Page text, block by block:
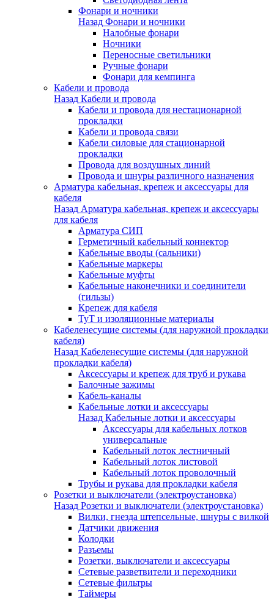
Фонари и ночники
Назад Фонари и ночники
Налобные фонари
Ночники
Переносные светильники
Ручные фонари
Фонари для кемпинга
Кабели и провода
Назад Кабели и провода
Кабели и провода для нестационарной
прокладки
Кабели и провода связи
Кабели силовые для стационарной
прокладки
Провода для воздушных линий
Провода и шнуры различного назначения
Арматура кабельная, крепеж и аксессуары для
кабеля
Назад Арматура кабельная, крепеж и аксессуары
для кабеля
Арматура СИП
Герметичный кабельный коннектор
Кабельные вводы (сальники)
Кабельные маркеры
Кабельные муфты
Кабельные наконечники и соединители
(гильзы)
Крепеж для кабеля
ТуТ и изоляционные материалы
Кабеленесущие системы (для наружной прокладки
кабеля)
Назад Кабеленесущие системы (для наружной
прокладки кабеля)
Аксессуары и крепеж для труб и рукава
Балочные зажимы
Кабель-каналы
Кабельные лотки и аксессуары
Назад Кабельные лотки и аксессуары
Аксессуары для кабельных лотков
универсальные
Кабельный лоток лестничный
Кабельный лоток листовой
Кабельный лоток проволочный
Трубы и рукава для прокладки кабеля
Розетки и выключатели (электроустановка)
Назад Розетки и выключатели (электроустановка)
Вилки, гнезда штепсельные, шнуры с вилкой
Датчики движения
Колодки
Разъемы
Розетки, выключатели и аксессуары
Сетевые разветвители и переходники
Сетевые фильтры
Таймеры